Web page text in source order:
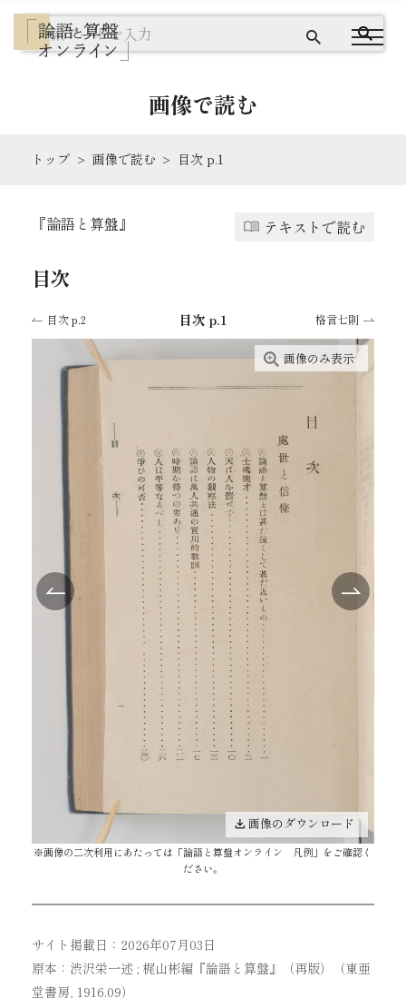
テキストで読む
ワードクラウドで探す
出典を読む
オンライン凡例
このサイトについて
サイトマップ
画像で読む
トップ 画像で読む 目次 p.1
『論語と算盤』 テキストで読む
目次
目次 p.2 目次 p.1 格言七則
画像のみ表示
画像のダウンロード
※画像の二次利用にあたっては「論語と算盤オンライン 凡例 」をご確認く
ださい。
原本：渋沢栄一述 ; 梶山彬編『論語と算盤』（再版）（東亜
堂書房, 1916.09）
サイト掲載日：2026年07月03日